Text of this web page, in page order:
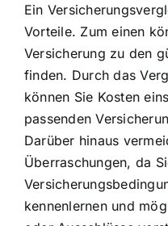
Ein
Vorteile. Zum einen
Versicherung zu den
finden. Durch das
können Sie Kosten
passenden
Darüber hinaus
Überraschungen, da
kennenlernen und